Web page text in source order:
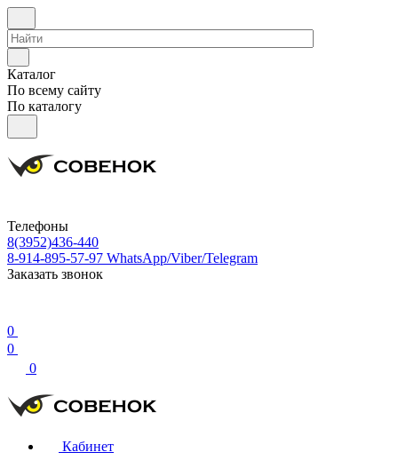
Каталог
По всему сайту
По каталогу
Телефоны
8(3952)436-440
8-914-895-57-97 WhatsApp/Viber/Telegram
Заказать звонок
0
0
0
Кабинет